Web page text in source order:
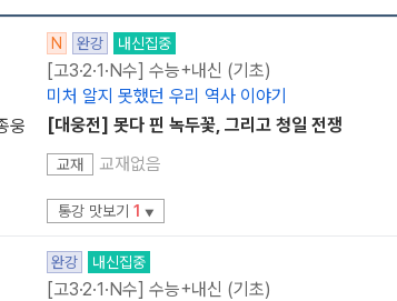
웅
N 완강 내신집중
[고3·2·1·N수] 수능+내신 (기초)
미처 알지 못했던 우리 역사 이야기
[대웅전] 못다 핀 녹두꽃, 그리고 청일 전쟁
교재 교재없음
통강 맛보기 1 ▼
완강 내신집중
[고3·2·1·N수] 수능+내신 (기초)